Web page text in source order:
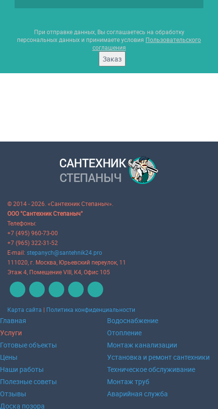
При отправке данных, Вы соглашаетесь на обработку
персональных данных и принимаете условия Пользовательского
соглашения
Заказ
© 2014 - 2026. «Сантехник Степаныч».
ООО "Сантехник Степаныч"
Телефоны:
+7 (495) 960-73-00
+7 (965) 322-31-52
E-mail: stepanych@santehnik24.pro
111020 , г. Москва Юрьевский переулок, 11
Этаж 4, Помещение VIII, К4, Офис 105
Карта сайта | Политика конфиденциальности
Главная
Услуги
Готовые объекты
Цены
Наши работы
Полезные советы
Отзывы
Доска позора
Водоснабжение
Отопление
Монтаж канализации
Установка и ремонт сантехники
Техническое обслуживание
Монтаж труб
Аварийная служба